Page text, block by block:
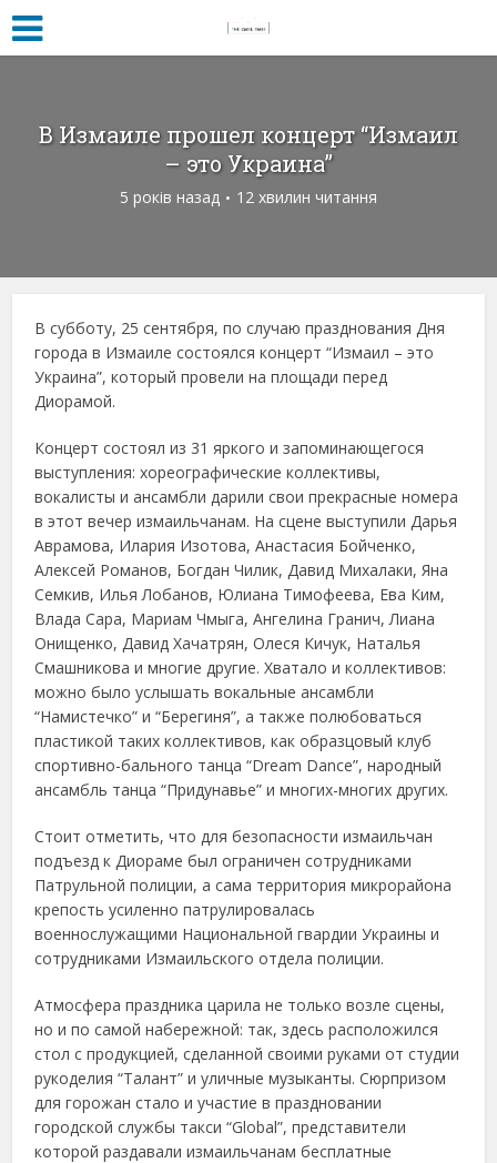
В Измаиле прошел концерт “Измаил
– это Украина”
5 років назад 12 хвилин читання
В субботу, 25 сентября, по случаю празднования Дня
города в Измаиле состоялся концерт “Измаил – это
Украина”, который провели на площади перед
Диорамой.
Концерт состоял из 31 яркого и запоминающегося
выступления: хореографические коллективы,
вокалисты и ансамбли дарили свои прекрасные номера
в этот вечер измаильчанам. На сцене выступили Дарья
Аврамова, Илария Изотова, Анастасия Бойченко,
Алексей Романов, Богдан Чилик, Давид Михалаки, Яна
Семкив, Илья Лобанов, Юлиана Тимофеева, Ева Ким,
Влада Сара, Мариам Чмыга, Ангелина Гранич, Лиана
Онищенко, Давид Хачатрян, Олеся Кичук, Наталья
Смашникова и многие другие. Хватало и коллективов:
можно было услышать вокальные ансамбли
“Намистечко” и “Берегиня”, а также полюбоваться
пластикой таких коллективов, как образцовый клуб
спортивно-бального танца “Dream Dance”, народный
ансамбль танца “Придунавье” и многих-многих других.
Стоит отметить, что для безопасности измаильчан
подъезд к Диораме был ограничен сотрудниками
Патрульной полиции, а сама территория микрорайона
крепость усиленно патрулировалась
военнослужащими Национальной гвардии Украины и
сотрудниками Измаильского отдела полиции.
Атмосфера праздника царила не только возле сцены,
но и по самой набережной: так, здесь расположился
стол с продукцией, сделанной своими руками от студии
рукоделия “Талант” и уличные музыканты. Сюрпризом
для горожан стало и участие в праздновании
городской службы такси “Global”, представители
которой раздавали измаильчанам бесплатные